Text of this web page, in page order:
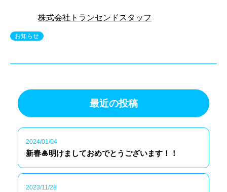
株式会社トランセンドスタッフ
お知らせ
最近の投稿
2024/01/04
新春🎍明けましておめでとうございます！！
2023/11/28